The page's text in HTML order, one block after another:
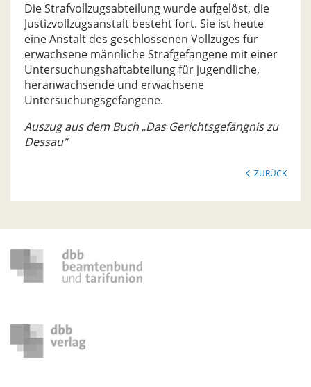
Die Strafvollzugsabteilung wurde aufgelöst, die
Justizvollzugsanstalt besteht fort. Sie ist heute
eine Anstalt des geschlossenen Vollzuges für
erwachsene männliche Strafgefangene mit einer
Untersuchungshaftabteilung für jugendliche,
heranwachsende und erwachsene
Untersuchungsgefangene.
Auszug aus dem Buch „Das Gerichtsgefängnis zu
Dessau“
ZURÜCK